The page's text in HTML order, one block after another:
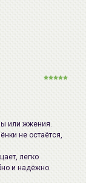
дальнейшего
3 года с
(115201
143530
или жжения.
не остаётся,
легко
и надёжно.